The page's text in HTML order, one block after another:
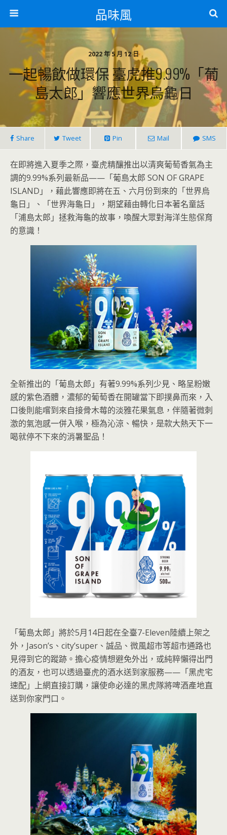
品味風
2022 年 5 月 12 日
一起暢飲做環保 臺虎推9.99%「葡
島太郎」響應世界烏龜日
Share Tweet Pin Mail SMS
在即將進入夏季之際，臺虎精釀推出以清爽葡萄香氣為主
調的9.99%系列最新品——「葡島太郎 SON OF GRAPE
ISLAND」，藉此響應即將在五、六月份到來的「世界烏
龜日」、「世界海龜日」，期望藉由轉化日本著名童話
「浦島太郎」拯救海龜的故事，喚醒大眾對海洋生態保育
的意識！
全新推出的「葡島太郎」有著9.99%系列少見、略呈粉嫩
感的紫色酒體，濃郁的葡萄香在開罐當下即撲鼻而來，入
口後則能嚐到來自接骨木莓的淡雅花果氣息，伴隨著微刺
激的氣泡感一併入喉，極為沁涼、暢快，是款大熱天下一
喝就停不下來的消暑聖品！
「葡島太郎」將於5月14日起在全臺7-Eleven陸續上架之
外，Jason’s、city’super、誠品、微風超市等超市通路也
見得到它的蹤跡。擔心疫情想避免外出，或純粹懶得出門
的酒友，也可以透過臺虎的酒水送到家服務——「黑虎宅
速配」上網直接訂購，讓使命必達的黑虎隊將啤酒產地直
送到你家門口。